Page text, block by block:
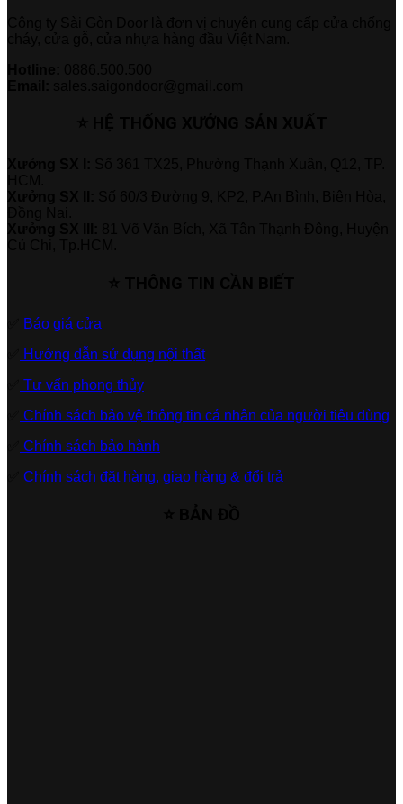
Báo giá cửa
Hướng dẫn sử dụng nội thất
Tư vấn phong thủy
Chính sách bảo vệ thông tin cá nhân của người tiêu dùng
Chính sách bảo hành
Chính sách đặt hàng, giao hàng & đổi trả